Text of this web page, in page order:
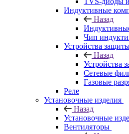
Индуктивные
Назад
Чип
Устройства
Назад
Устройства
Сетевые
Газовые
Реле
Установочные изделия
Назад
Установочные
Вентиляторы